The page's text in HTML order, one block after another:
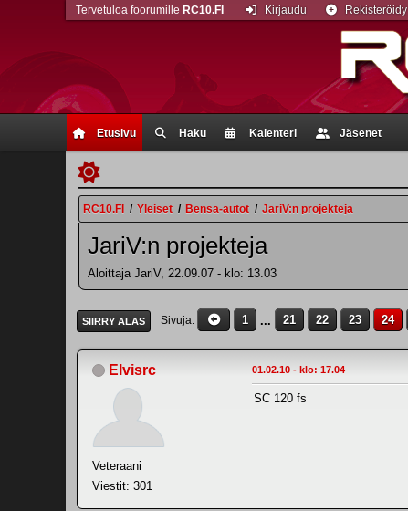
Etusivu Haku Kalenteri Jäsenet
Tervetuloa foorumille RC10.FI Kirjaudu Rekisteröidy
RC10.FI / Yleiset / Bensa-autot / JariV:n projekteja
JariV:n projekteja
Aloittaja JariV, 22.09.07 - klo: 13.03
SIIRRY ALAS Sivuja 1 ... 21 22 23 24
Elvisrc
Veteraani
Viestit: 301
01.02.10 - klo: 17.04
SC 120 fs